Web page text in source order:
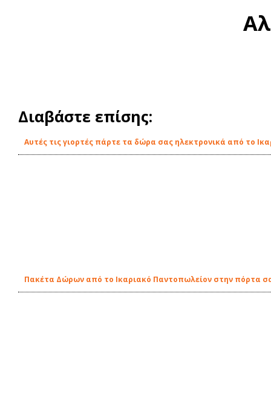
Διαβάστε επίσης:
Αυτές τις γιορτές πάρτε τα δώρα σας ηλεκτρονικά από το
Πακέτα Δώρων από το Ικαριακό Παντοπωλείον στην πόρτα